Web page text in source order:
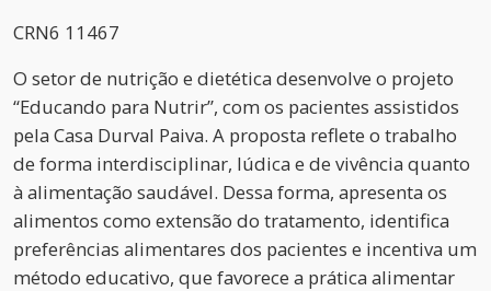
CRN6 11467
O setor de nutrição e dietética desenvolve o projeto
“Educando para Nutrir”, com os pacientes assistidos
pela Casa Durval Paiva. A proposta reflete o trabalho
de forma interdisciplinar, lúdica e de vivência quanto
à alimentação saudável. Dessa forma, apresenta os
alimentos como extensão do tratamento, identifica
preferências alimentares dos pacientes e incentiva um
método educativo, que favorece a prática alimentar